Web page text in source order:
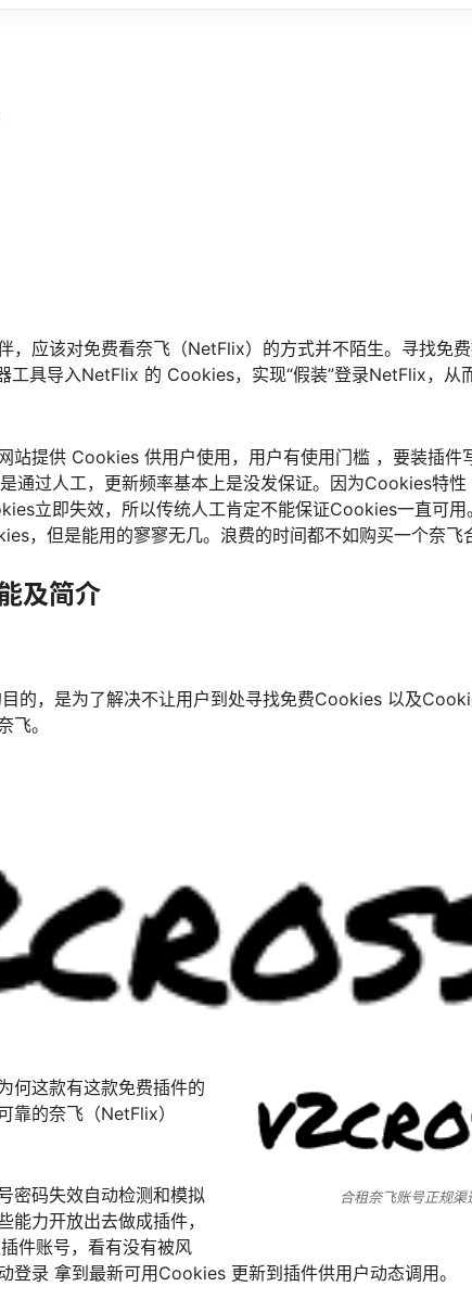
，应该对免费看奈飞（NetFlix）的方式并不陌生。寻找免
工具导入NetFlix 的 Cookies，实现“假装”登录NetFlix，从
站提供 Cookies 供用户使用，用户有使用门槛 ，要装插件
通过人工，更新频率基本上是没发保证。因为Cookies特性
立即失效，所以传统人工肯定不能保证Cookies一直可用
，但是能用的寥寥无几。浪费的时间都不如购买一个奈飞
及简介
的，是为了解决不让用户到处寻找免费Cookies 以及
飞。
合租奈飞账号正规渠
何这款有这款免费插件的
靠的奈飞（NetFlix）
密码失效自动检测和模拟
能力开放出去做成插件，
件账号，看有没有被风
登录 拿到最新可用Cookies 更新到插件供用户动态调用。